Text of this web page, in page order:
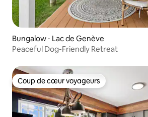
Bungalow ⋅ Lac de Genève
Peaceful Dog-Friendly Retreat
Coup de cœur voyageurs
Coup de cœur voyageurs